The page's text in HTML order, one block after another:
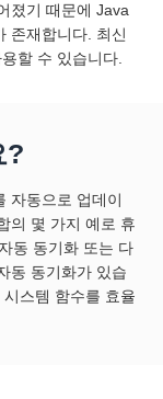
졌기 때문에 Java
존재합니다. 최신
할 수 있습니다.
?
자동으로 업데이
의 몇 가지 예로 휴
동 동기화 또는 다
동 동기화가 있습
스템 함수를 효율